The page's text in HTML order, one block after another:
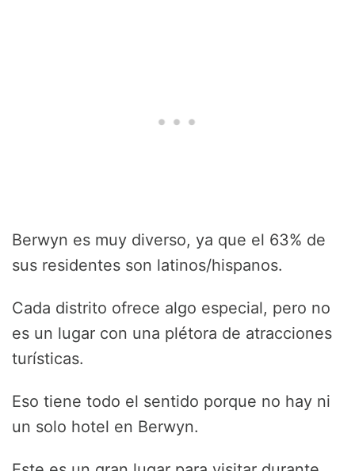
Berwyn es muy diverso, ya que el 63% de
sus residentes son latinos/hispanos.
Cada distrito ofrece algo especial, pero no
es un lugar con una plétora de atracciones
turísticas.
Eso tiene todo el sentido porque no hay ni
un solo hotel en Berwyn.